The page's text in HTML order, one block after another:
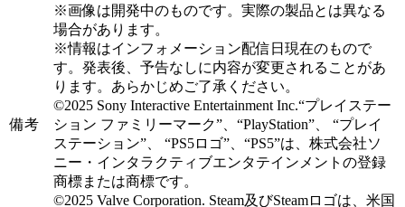
備考
※画像は開発中のものです。実際の製品とは異なる
場合があります。
※情報はインフォメーション配信日現在のもので
す。発表後、予告なしに内容が変更されることがあ
ります。あらかじめご了承ください。
©2025 Sony Interactive Entertainment Inc.“プレイステー
ション ファミリーマーク”、“PlayStation”、 “プレイ
ステーション”、 “PS5ロゴ”、“PS5”は、株式会社ソ
ニー・インタラクティブエンタテインメントの登録
商標または商標です。
©2025 Valve Corporation. Steam及びSteamロゴは、米国